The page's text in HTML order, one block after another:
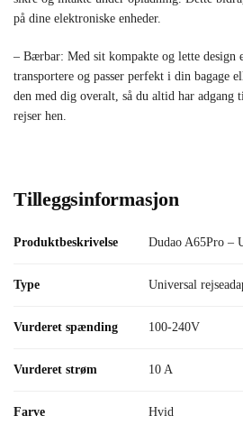
på dine elektroniske enheder.
– Bærbar: Med sit kompakte og lette design
transportere og passer perfekt i din bagage
den med dig overalt, så du altid har adgang
rejser hen.
Tilleggsinformasjon
Produktbeskrivelse Dudao A65Pro –
Type Universal
Vurderet spænding 100-240V
Vurderet strøm 10 A
Farve Hvid